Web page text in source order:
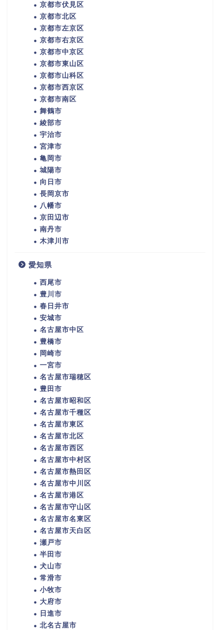
京都市伏見区
京都市北区
京都市左京区
京都市右京区
京都市中京区
京都市東山区
京都市山科区
京都市西京区
京都市南区
舞鶴市
綾部市
宇治市
宮津市
亀岡市
城陽市
向日市
長岡京市
八幡市
京田辺市
南丹市
木津川市
愛知県
西尾市
豊川市
春日井市
安城市
名古屋市中区
豊橋市
岡崎市
一宮市
名古屋市瑞穂区
豊田市
名古屋市昭和区
名古屋市千種区
名古屋市東区
名古屋市北区
名古屋市西区
名古屋市中村区
名古屋市熱田区
名古屋市中川区
名古屋市港区
名古屋市守山区
名古屋市名東区
名古屋市天白区
瀬戸市
半田市
犬山市
常滑市
小牧市
大府市
日進市
北名古屋市